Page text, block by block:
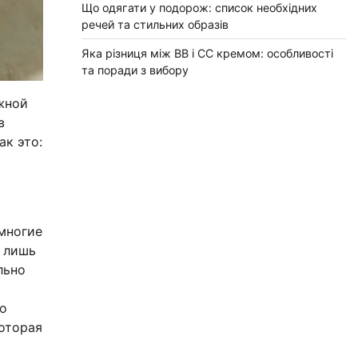
это:
лишь
Що одягати у подорож: список необхідних
речей та стильних образів
Яка різниця між BB і CC кремом: особливості
та поради з вибору